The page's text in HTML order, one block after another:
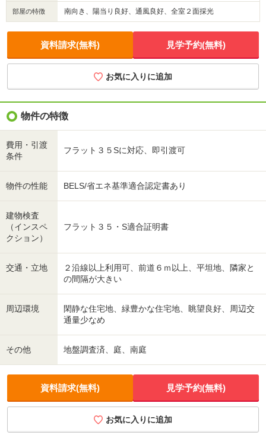
部屋の特徴 南向き、陽当り良好、通風良好、全室２面採光
資料請求(無料) 見学予約(無料)
お気に入りに追加
物件の特徴
費用・引渡
条件
フラット３５Sに対応、即引渡可
物件の性能 BELS/省エネ基準適合認定書あり
建物検査
（インスペ
クション）
フラット３５・S適合証明書
交通・立地
２沿線以上利用可、前道６ｍ以上、平坦地、隣家と
の間隔が大きい
周辺環境
閑静な住宅地、緑豊かな住宅地、眺望良好、周辺交
通量少なめ
その他 地盤調査済、庭、南庭
資料請求(無料) 見学予約(無料)
お気に入りに追加